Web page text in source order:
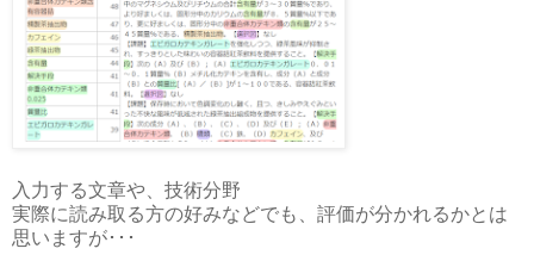
入力する文章や、技術分野
実際に読み取る方の好みなどでも、評価が分かれるかとは
思いますが･･･